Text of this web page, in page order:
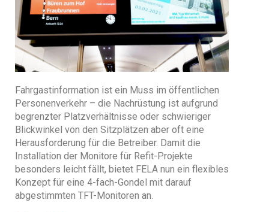
Fahrgastinformation ist ein Muss im öffentlichen
Personenverkehr – die Nachrüstung ist aufgrund
begrenzter Platzverhältnisse oder schwieriger
Blickwinkel von den Sitzplätzen aber oft eine
Herausforderung für die Betreiber. Damit die
Installation der Monitore für Refit-Projekte
besonders leicht fällt, bietet FELA nun ein flexibles
Konzept für eine 4-fach-Gondel mit darauf
abgestimmten TFT-Monitoren an.